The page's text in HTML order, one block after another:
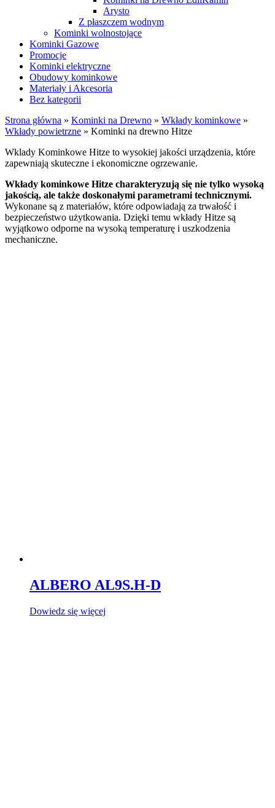
Arysto
Z płaszczem wodnym
Kominki wolnostojące
Kominki Gazowe
Promocje
Kominki elektryczne
Obudowy kominkowe
Materiały i Akcesoria
Bez kategorii
Strona główna » Kominki na Drewno » Wkłady kominkowe »
Wkłady powietrzne » Kominki na drewno Hitze
Wklady Kominkowe Hitze to wysokiej jakości urządzenia, które
zapewniają skuteczne i ekonomiczne ogrzewanie.
Wkłady kominkowe Hitze charakteryzują się nie tylko wysoką
jakością, ale także doskonałymi parametrami technicznymi.
Wykonane są z materiałów, które odpowiadają za trwałość i
bezpieczeństwo użytkowania. Dzięki temu wkłady Hitze są
wyjątkowo odporne na wysoką temperaturę i uszkodzenia
mechaniczne.
ALBERO AL9S.H-D
Dowiedz się więcej